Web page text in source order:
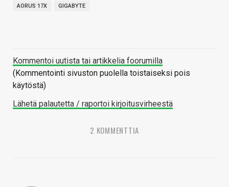
AORUS 17X GIGABYTE
Kommentoi uutista tai artikkelia foorumilla
(Kommentointi sivuston puolella toistaiseksi pois
käytöstä)
Lähetä palautetta / raportoi kirjoitusvirheestä
2 KOMMENTTIA